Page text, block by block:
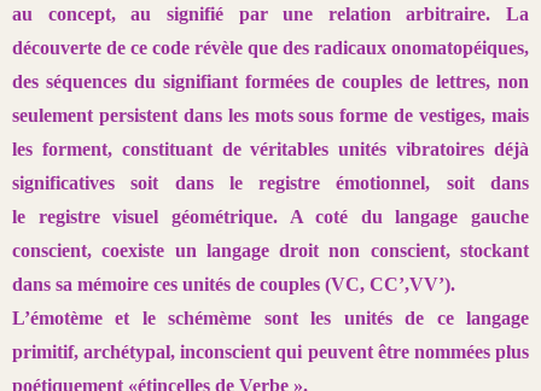
au concept, au signifié par une relation arbitraire. La
découverte de ce code révèle que des radicaux onomatopéiques,
des séquences du signifiant forméesde couples de lettres, non
seulement persistent dans les mots sousforme de vestiges, mais
les forment, constituant de véritables unitésvibratoires déjà
significatives soit dans le registre émotionnel, soit dans
le registre visuel géométrique. A coté du langage gauche
conscient, coexiste un langage droit non conscient, stockant
dans sa mémoire ces unités de couples (VC, CC’,VV’).
L’émotème et le schémème sont les unités de ce langage
primitif, archétypal,inconscient qui peuvent être nommées plus
poétiquement «étincelles de Verbe ».